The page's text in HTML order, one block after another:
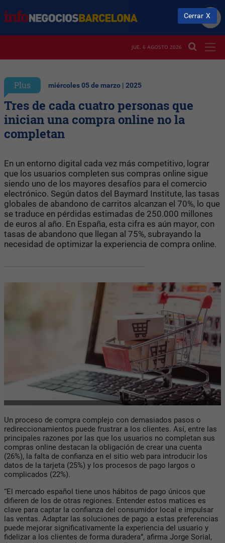
JUE. 6 AGOSTO 2026
Plus miércoles 05 de marzo | 2025
Tres de cada cuatro personas que
inician una compra online no la
completan
En un entorno digital cada vez más competitivo, lograr
que los usuarios completen sus compras online sigue
siendo uno de los mayores desafíos para el comercio
electrónico. Según datos del Baymard Institute, las tasas
globales de abandono de carritos alcanzan el 70%, lo que
se traduce en pérdidas estimadas de 250.000 millones
de euros al año. En España, esta cifra es aún mayor, con
tasas de abandono que llegan al 75%, subrayando la
necesidad de optimizar la experiencia de compra online.
Un proceso de compra complejo con demasiados pasos o
redireccionamientos puede frustrar a los clientes. Así, entre las
principales razones por las que los usuarios no completan sus
compras online destacan la obligación de crear una cuenta
(26%), la falta de confianza en el sitio web para introducir los
datos de la tarjeta (25%) y los procesos de pago largos o
complicados (22%).
“El mercado español tiene unos hábitos de pago únicos que
difieren de los de otras regiones. Entender estos matices es
clave para captar la confianza del consumidor local e impulsar
las ventas. Adaptar las soluciones de pago a estas preferencias
puede mejorar significativamente la experiencia del usuario y
fidelizar a los clientes de forma duradera”, afirma Jorge Sorial,
Cerrar